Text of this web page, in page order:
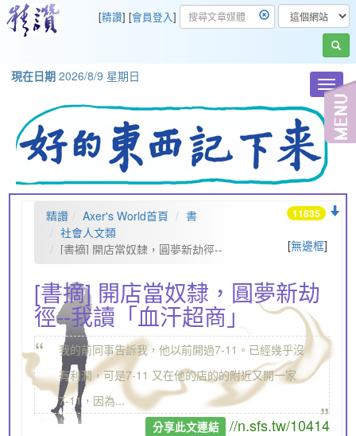
[精讚] [會員登入]
現在日期 2026/8/9 星期日
[無邊框]
精讚 Axer's World首頁
書
社會人文類
[書摘] 開店當奴隸，圓夢新劫徑--
11835
[書摘] 開店當奴隸，圓夢新劫
徑--我讀「血汗超商」
“
我的前同事告訴我，他以前開過7-11。已經幾乎沒
有利潤，可是7-11 又在他的店的的附近又開一家
7-11，因為...
„
分享此文連結 //n.sfs.tw/10414